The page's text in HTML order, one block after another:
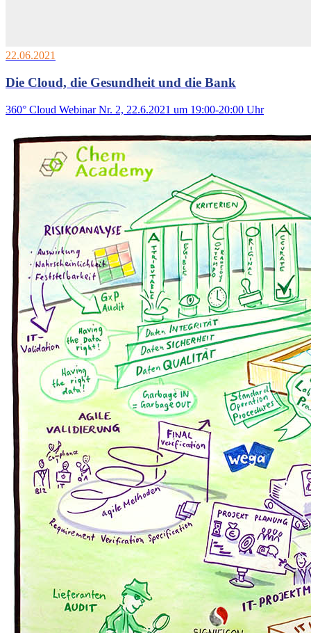
22.06.2021
Die Cloud, die Gesundheit und die Bank
360° Cloud Webinar Nr. 2, 22.6.2021 um 19:00-20:00 Uhr